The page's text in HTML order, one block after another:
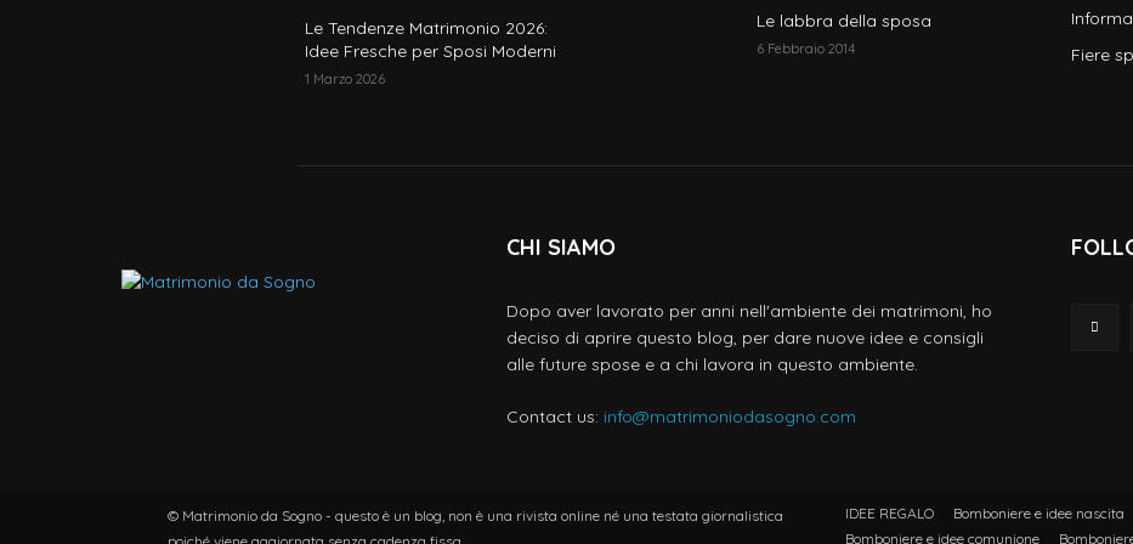
Le Tendenze Matrimonio 2026:
Idee Fresche per Sposi Moderni
1 Marzo 2026
Le labbra della sposa
6 Febbraio 2014
Fiere
CHI SIAMO
Dopo aver lavorato per anni nell'ambiente dei matrimoni, ho
deciso di aprire questo blog, per dare nuove idee e consigli
alle future spose e a chi lavora in questo ambiente.
Contact us: info@matrimoniodasogno.com
© Matrimonio da Sogno - questo è un blog, non è una rivista online né una testata giornalistica
IDEE REGALO Bomboniere e idee nascita
Bomboniere e idee comunione